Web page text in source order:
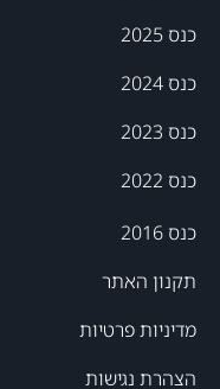
כנס 2025
כנס 2024
כנס 2023
כנס 2022
כנס 2016
תקנון האתר
מדיניות פרטיות
הצהרת נגישות